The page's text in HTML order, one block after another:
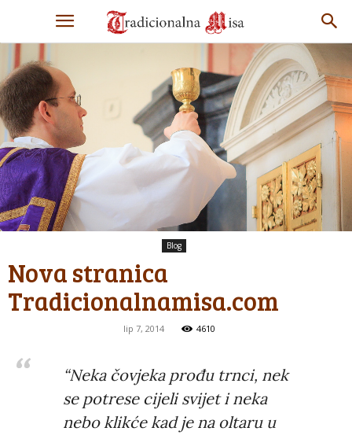
Blog
Nova stranica
Tradicionalnamisa.com
lip 7, 2014 4610
“Neka čovjeka prođu trnci, nek
se potrese cijeli svijet i neka
nebo klikće kad je na oltaru u